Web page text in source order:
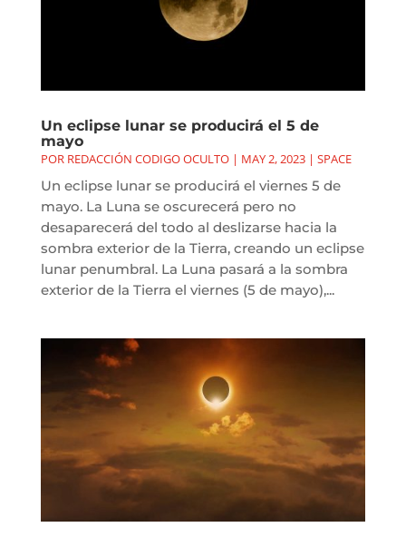
Un eclipse lunar se producirá el 5 de
mayo
POR REDACCIÓN CODIGO OCULTO| MAY 2, 2023| SPACE
Un eclipse lunar se producirá el viernes 5 de
mayo. La Luna se oscurecerá pero no
desaparecerá del todo al deslizarse hacia la
sombra exterior de la Tierra, creando un eclipse
lunar penumbral. La Luna pasará a la sombra
exterior de la Tierra el viernes (5 de mayo),...